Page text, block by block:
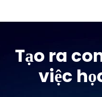
Tạo ra
việc